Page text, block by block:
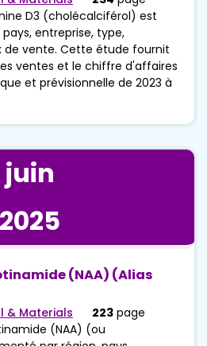
D3 (cholécalciférol) est
entreprise, type,
vente. Cette étude fournit
ventes et le chiffre d'affaires
et prévisionnelle de 2023 à
juin
2025
(NAA) (alias
& Materials 223 page
(NAA) (ou